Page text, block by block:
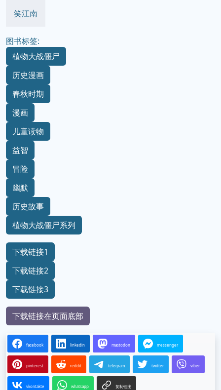
笑江南
图书标签:
植物大战僵尸
历史漫画
春秋时期
漫画
儿童读物
益智
冒险
幽默
历史故事
植物大战僵尸系列
下载链接1
下载链接2
下载链接3
下载链接在页面底部
facebook linkedin mastodon messenger
pinterest reddit telegram twitter viber
vkontakte whatsapp 复制链接